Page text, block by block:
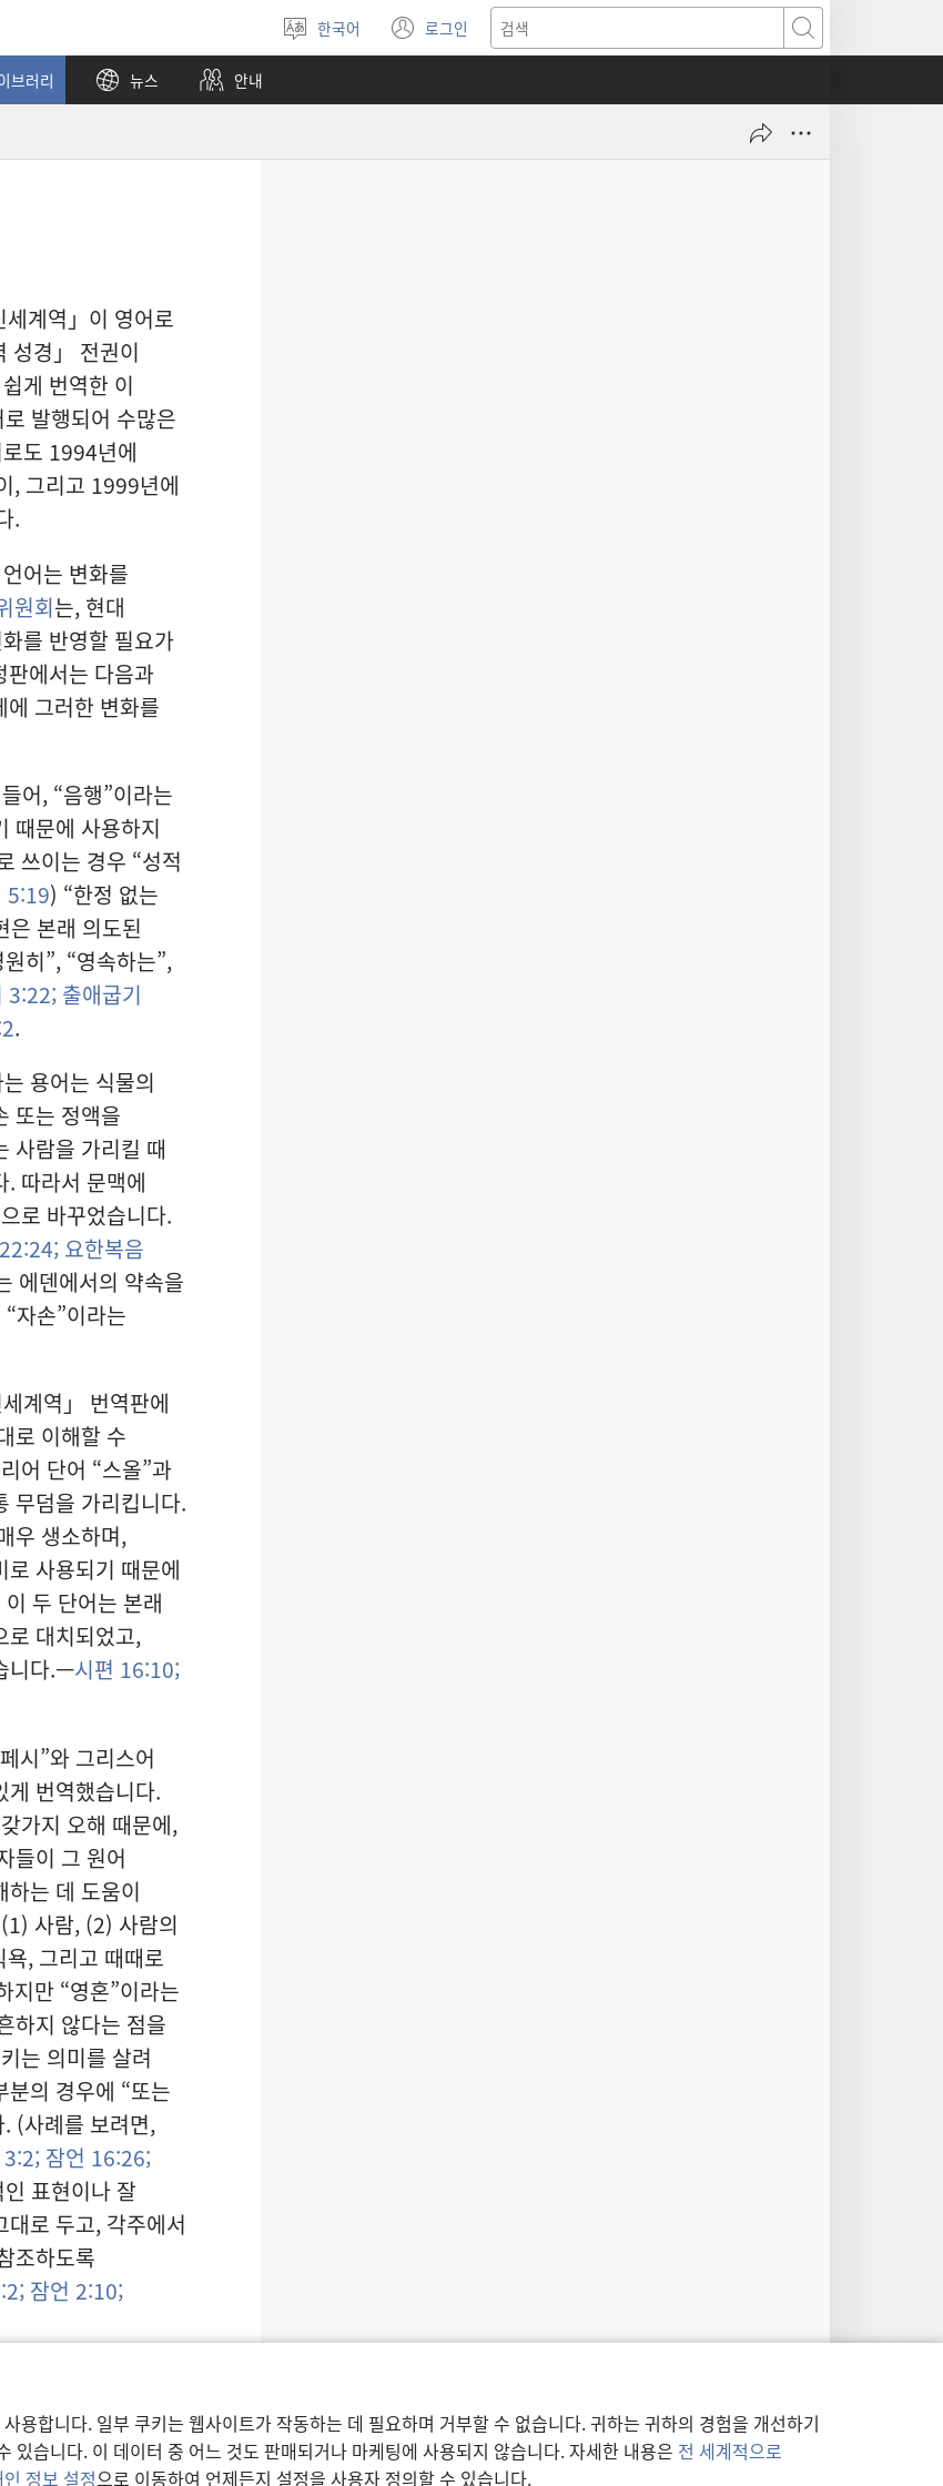
용합니다. 일부 쿠키는 웹사이트가 작동하는 데 필요하며 거부할 수 없습니다. 귀하는 귀하의 경험을 개선하기
있습니다. 이 데이터 중 어느 것도 판매되거나 마케팅에 사용되지 않습니다. 자세한 내용은 전 세계적으로
인 정보 설정으로 이동하여 언제든지 설정을 사용자 정의할 수 있습니다.
언어
선택
한국어 로그인
(새로운
창
검색
브러리 뉴스 안내
계역」이 영어로
성경」 전권이
게 번역한 이
발행되어 수많은
도 1994년에
, 그리고 1999년에
.
어는 변화를
원회는, 현대
를 반영할 필요가
에서는 다음과
그러한 변화를
어, “음행”이라는
때문에 사용하지
쓰이는 경우 “성적
5:19) “한정 없는
은 본래 의도된
히”, “영속하는”,
3:22;출애굽기
.
용어는 식물의
또는 정액을
사람을 가리킬 때
. 따라서 문맥에
로 바꾸었습니다.
요한복음
에덴에서의 약속을
자손”이라는
계역」 번역판에
로 이해할 수
어 단어 “스올”과
무덤을 가리킵니다.
우 생소하며,
로 사용되기 때문에
두 단어는 본래
로 대치되었고,
니다.—시편 16:10;
시”와 그리스어
게 번역했습니다.
가지 오해 때문에,
들이 그 원어
하는 데 도움이
사람, (2) 사람의
, 그리고 때때로
지만 “영혼”이라는
하지 않다는 점을
는 의미를 살려
의 경우에 “또는
. (사례를 보려면,
잠언 16:26;
표현이나 잘
대로 두고, 각주에서
조하도록
잠언 2:10;
적인 신체 장기를
과26:2그리고
사용될 경우에는
는 “가장 깊은